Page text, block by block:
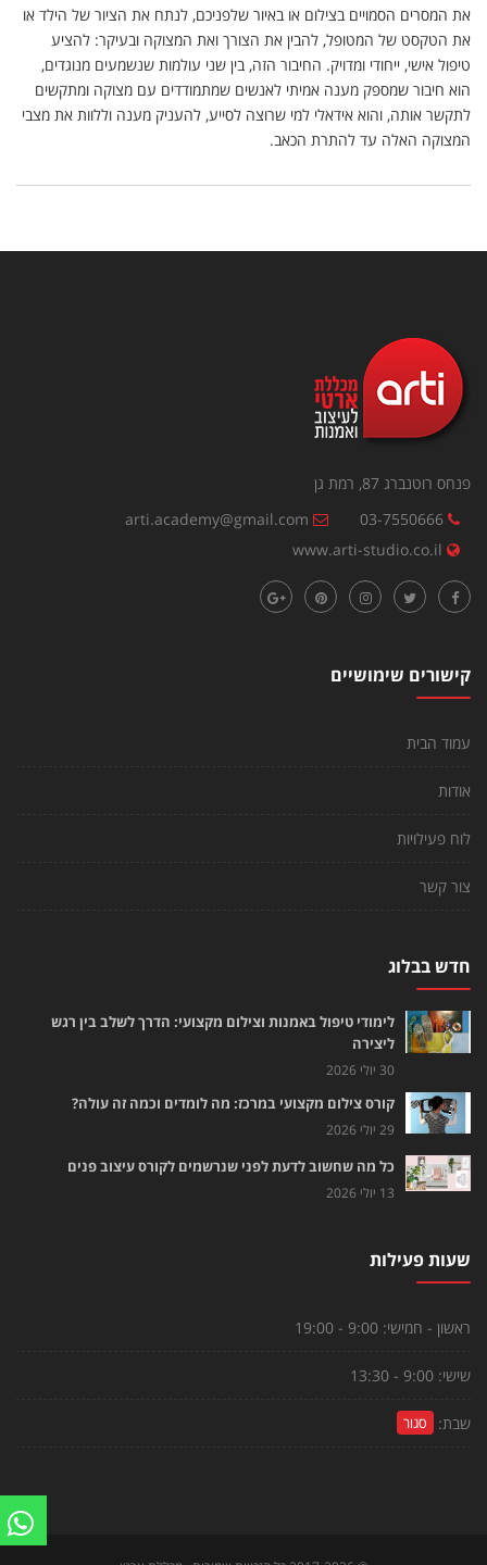
את המסרים הסמויים בצילום או באיור שלפניכם, לנתח את הציור של הילד או
את הטקסט של המטופל, להבין את הצורך ואת המצוקה ובעיקר: להציע
טיפול אישי, ייחודי ומדויק. החיבור הזה, בין שני עולמות שנשמעים מנוגדים,
הוא חיבור שמספק מענה אמיתי לאנשים שמתמודדים עם מצוקה ומתקשים
לתקשר אותה, והוא אידאלי למי שרוצה לסייע, להעניק מענה וללוות את מצבי
המצוקה האלה עד להתרת הכאב.
פנחס רוטנברג 87, רמת גן
03-7550666
arti.academy@gmail.com
www.arti-studio.co.il
קישורים שימושיים
עמוד הבית
אודות
לוח פעילויות
צור קשר
חדש בבלוג
לימודי טיפול באמנות וצילום מקצועי: הדרך לשלב בין רגש
ליצירה
30 יולי 2026
קורס צילום מקצועי במרכז: מה לומדים וכמה זה עולה?
29 יולי 2026
כל מה שחשוב לדעת לפני שנרשמים לקורס עיצוב פנים
13 יולי 2026
שעות פעילות
ראשון - חמישי: 9:00 - 19:00
שישי: 9:00 - 13:30
שבת: סגור